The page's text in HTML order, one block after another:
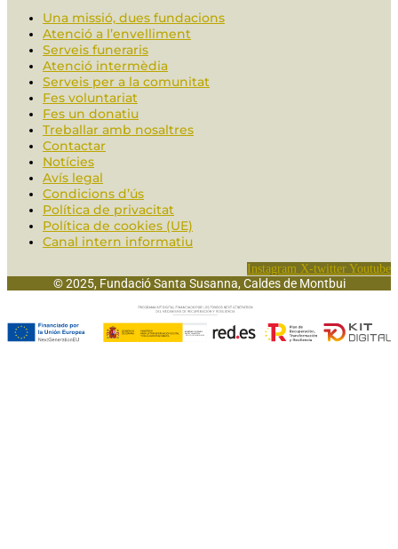
Una missió, dues fundacions
Atenció a l’envelliment
Serveis funeraris
Atenció intermèdia
Serveis per a la comunitat
Fes voluntariat
Fes un donatiu
Treballar amb nosaltres
Contactar
Notícies
Avís legal
Condicions d’ús
Política de privacitat
Política de cookies (UE)
Canal intern informatiu
Instagram X-twitter Youtube
© 2025, Fundació Santa Susanna, Caldes de Montbui